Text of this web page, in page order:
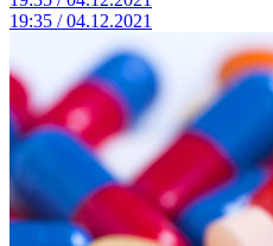
19:35 / 04.12.2021